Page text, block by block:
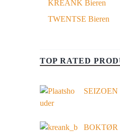
KREANK Bieren
TWENTSE Bieren
TOP RATED
SEIZOEN
BOKTØR